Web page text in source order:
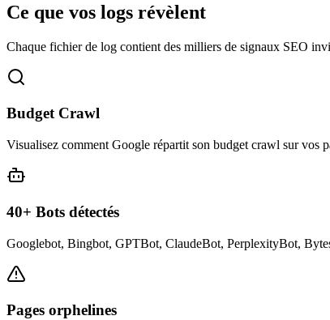
Ce que vos logs révèlent
Chaque fichier de log contient des milliers de signaux SEO
Budget Crawl
Visualisez comment Google répartit son budget crawl sur vos
40+ Bots détectés
Googlebot, Bingbot, GPTBot, ClaudeBot, PerplexityBot,
Pages orphelines